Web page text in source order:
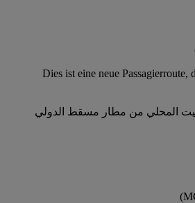
Dies ist eine neue
في 11:25 بالتوقيت المحلي من مطار مسقط الدولي